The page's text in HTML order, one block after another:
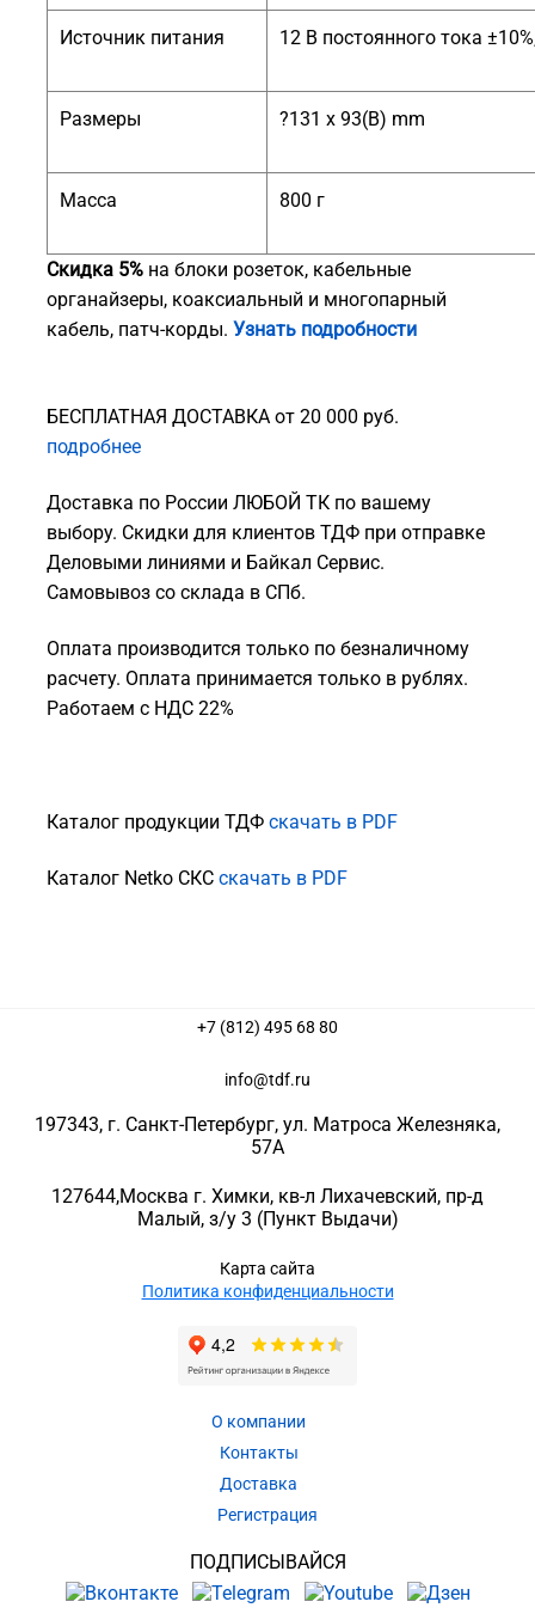
Источник питания 12 В постоянного тока
Размеры ?131 x 93(В) mm
Масса 800 г
Скидка 5% на блоки розеток, кабельные
органайзеры, коаксиальный и многопарный
кабель, патч-корды. Узнать подробности
БЕСПЛАТНАЯ ДОСТАВКА от 20 000 руб.
подробнее
Доставка по России ЛЮБОЙ ТК по вашему
выбору. Скидки для клиентов ТДФ при отправке
Деловыми линиями и Байкал Сервис.
Самовывоз со склада в СПб.
Оплата производится только по безналичному
расчету. Оплата принимается только в рублях.
Работаем с НДС 22%
Каталог продукции ТДФ скачать в PDF
Каталог Netko СКС скачать в PDF
+7 (812) 495 68 80
info@tdf.ru
197343, г. Санкт-Петербург, ул. Матроса Железняка,
57A
127644,Москва г. Химки, кв-л Лихачевский, пр-д
Малый, з/у 3 (Пункт Выдачи)
Карта сайта
Политика конфиденциальности
О компании
Контакты
Доставка
Регистрация
ПОДПИСЫВАЙСЯ